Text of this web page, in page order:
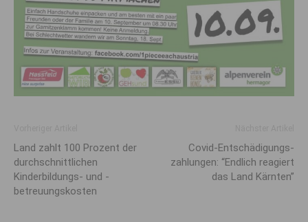
Land zahlt 100 Prozent der
durchschnittlichen
Kinderbildungs- und -
betreuungskosten
Covid-Entschädigungs­
zahlungen: “Endlich reagiert
das Land Kärnten”